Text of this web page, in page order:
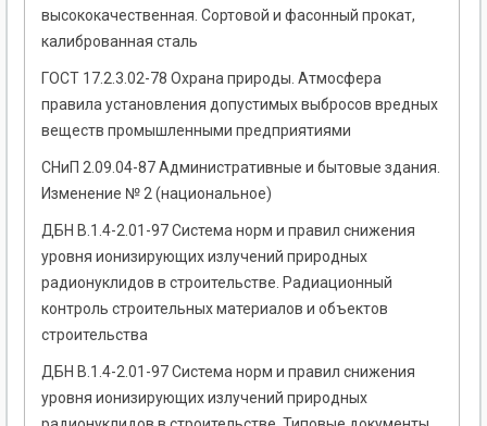
высококачественная. Сортовой и фасонный прокат,
калиброванная сталь
ГОСТ 17.2.3.02-78 Охрана природы. Атмосфера
правила установления допустимых выбросов вредных
веществ промышленными предприятиями
СНиП 2.09.04-87 Административные и бытовые здания.
Изменение № 2 (национальное)
ДБН В.1.4-2.01-97 Система норм и правил снижения
уровня ионизирующих излучений природных
радионуклидов в строительстве. Радиационный
контроль строительных материалов и объектов
строительства
ДБН В.1.4-2.01-97 Система норм и правил снижения
уровня ионизирующих излучений природных